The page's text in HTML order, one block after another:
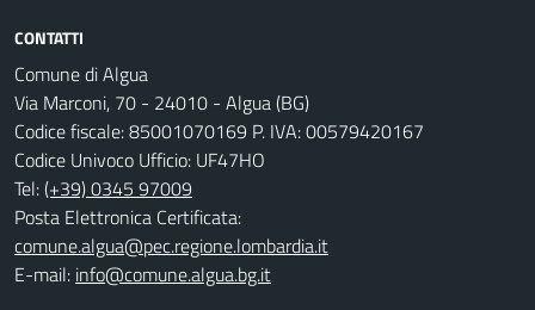
CONTATTI
Comune di Algua
Via Marconi, 70 - 24010 - Algua (BG)
Codice fiscale: 85001070169 P. IVA: 00579420167
Codice Univoco Ufficio: UF47HO
Tel:(+39) 0345 97009
Posta Elettronica Certificata:
comune.algua@pec.regione.lombardia.it
E-mail: info@comune.algua.bg.it